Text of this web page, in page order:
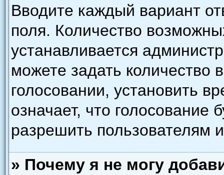
Вводите каждый вариант
поля. Количество
устанавливается
можете задать количество
голосовании, установить
означает, что голосование
разрешить пользователям
» Почему я не могу